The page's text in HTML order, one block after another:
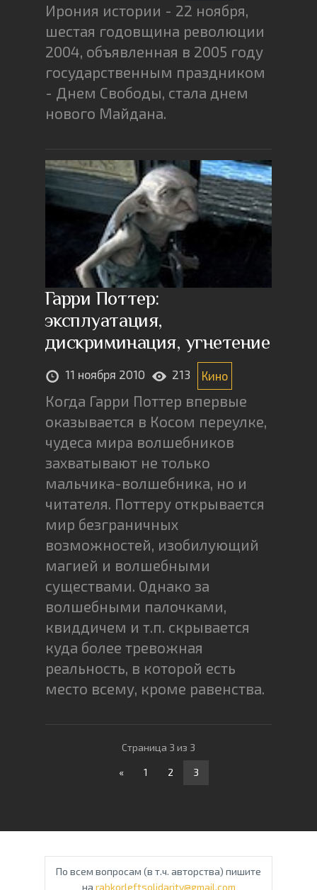
Ирония истории - 22 ноября,
шестая годовщина революции
2004, объявленная в 2005 году
государственным праздником
- Днем Свободы, стала днем
нового Майдана.
Гарри Поттер:
эксплуатация,
дискриминация, угнетение
11 ноября 2010 213 Кино
Когда Гарри Поттер впервые
оказывается в Косом переулке,
чудеса мира волшебников
захватывают не только
мальчика-волшебника, но и
читателя. Поттеру открывается
мир безграничных
возможностей, изобилующий
магией и волшебными
существами. Однако за
волшебными палочками,
квиддичем и т.п. скрывается
куда более тревожная
реальность, в которой есть
место всему, кроме равенства.
Страница 3 из 3
« 1 2 3
По всем вопросам (в т.ч. авторства) пишите
на rabkorleftsolidarity@gmail.com